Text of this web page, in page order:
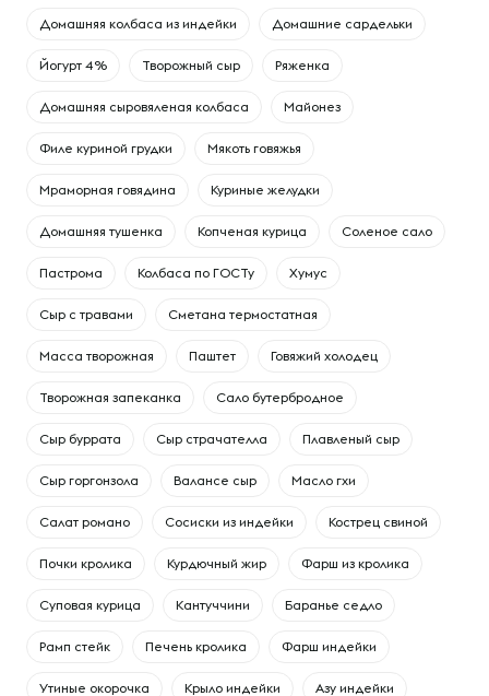
Домашняя колбаса из индейки Домашние сардельки
Йогурт 4% Творожный сыр Ряженка
Домашняя сыровяленая колбаса Майонез
Филе куриной грудки Мякоть говяжья
Мраморная говядина Куриные желудки
Домашняя тушенка Копченая курица Соленое сало
Пастрома Колбаса по ГОСТу Хумус
Сыр с травами Сметана термостатная
Масса творожная Паштет Говяжий холодец
Творожная запеканка Сало бутербродное
Сыр буррата Сыр страчателла Плавленый сыр
Сыр горгонзола Валансе сыр Масло гхи
Салат романо Сосиски из индейки Кострец свиной
Почки кролика Курдючный жир Фарш из кролика
Суповая курица Кантуччини Баранье седло
Рамп стейк Печень кролика Фарш индейки
Утиные окорочка Крыло индейки Азу индейки